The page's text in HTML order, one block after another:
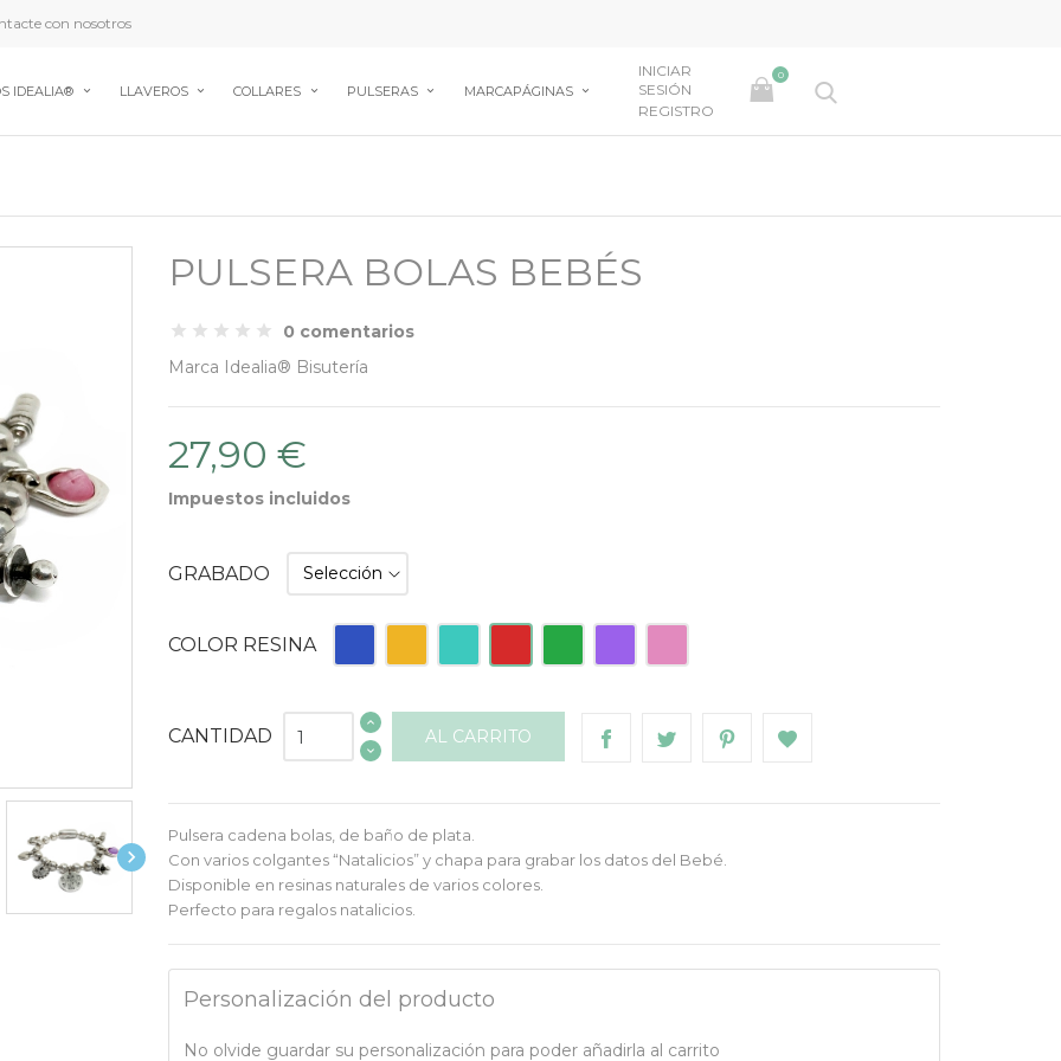
con nosotros
IDEALIA® LLAVEROS COLLARES PULSERAS MARCAPÁGINAS
INICIAR
SESIÓN
REGISTRO
0

PULSERA BOLAS BEBÉS
0 comentarios
Marca Idealia® Bisutería
27,90 €
Impuestos incluidos
GRABADO
COLOR RESINA Naranja Turquesa Verde Morado
CANTIDAD AL CARRITO
Pulsera cadena bolas, de baño de plata.
Con varios colgantes “Natalicios” y chapa para grabar los datos del Bebé.
Disponible en resinas naturales de varios colores.
Perfecto para regalos natalicios.
Personalización del producto
No olvide guardar su personalización para poder añadirla al carrito